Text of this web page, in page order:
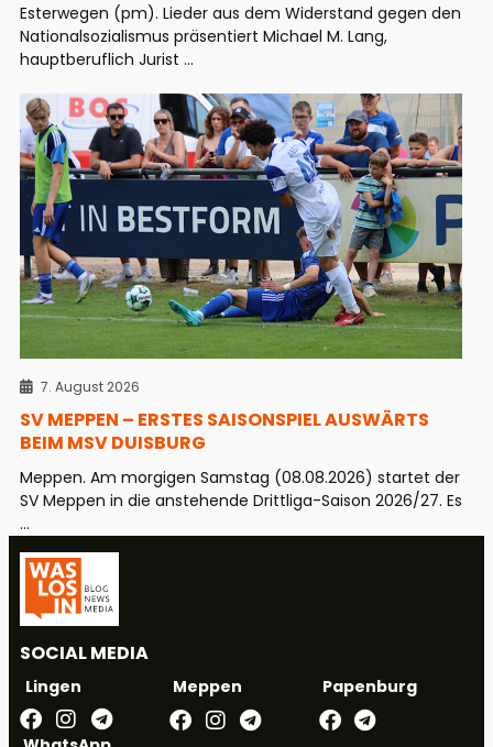
Esterwegen (pm). Lieder aus dem Widerstand gegen den
Nationalsozialismus präsentiert Michael M. Lang,
hauptberuflich Jurist ...
7. August 2026
SV MEPPEN – ERSTES SAISONSPIEL AUSWÄRTS
BEIM MSV DUISBURG
Meppen. Am morgigen Samstag (08.08.2026) startet der
SV Meppen in die anstehende Drittliga-Saison 2026/27. Es
...
SOCIAL MEDIA
Lingen Meppen Papenburg